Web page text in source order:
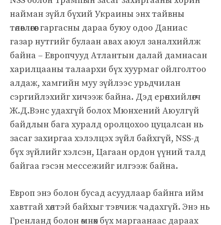
найман зүйл бүхий Украины энх тайвны
төлөвлөгөөг гаргасны дараа буюу одоо Даниас
газар нутгийг булаан авах аюул заналхийлж
байна – Европчууд Атлантын далай дамнасан
харилцааны талаархи бүх хуурмаг ойлголтоо
алдаж, хамгийн муу зүйлээс урьдчилан
сэргийлэхийг хичээж байна. Дэд ерөнхийлөгч
Ж.Д.Вэнс удахгүй болох Мюнхений Аюулгүй
байдлын бага хуралд оролцохоо цуцалсан нь
засаг захиргаа хэлэлцэх зүйл байхгүй, NSS-д
бүх зүйлийг хэлсэн, Цагаан ордон үүний талд
байгаа гэсэн мессежийг илгээж байна.
Европ энэ болон бусад асуудлаар байнга ийм
хавтгай хөлтэй байхыг тэвчиж чадахгүй. Энэ нь
Гренланд болон өмнөх бүх маргаанаас дараах